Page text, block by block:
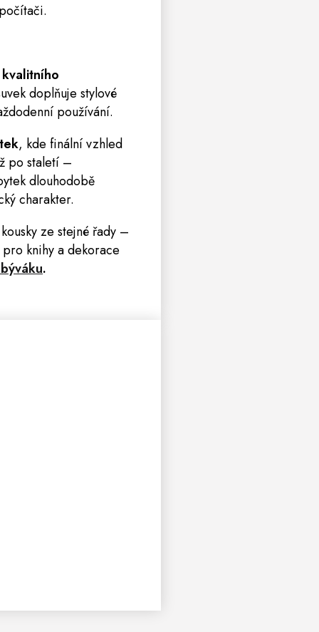
kvalitního
doplňuje stylové
používání.
, kde finální vzhled
po staletí –
dlouhodobě
charakter.
ze stejné řady –
pro knihy a dekorace
.